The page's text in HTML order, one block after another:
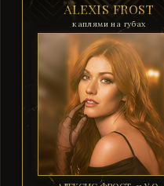
ALEXIS FROST
каплями на губах